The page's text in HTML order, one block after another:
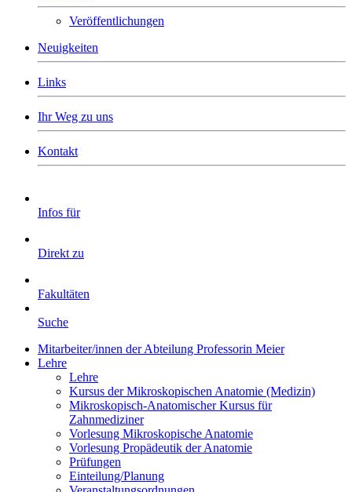
Veröffentlichungen
Neuigkeiten
Links
Ihr Weg zu uns
Kontakt
Infos für
Direkt zu
Fakultäten
Suche
Mitarbeiter/innen der Abteilung Professorin Meier
Lehre
Lehre
Kursus der Mikroskopischen Anatomie (Medizin)
Mikroskopisch-Anatomischer Kursus für
Zahnmediziner
Vorlesung Mikroskopische Anatomie
Vorlesung Propädeutik der Anatomie
Prüfungen
Einteilung/Planung